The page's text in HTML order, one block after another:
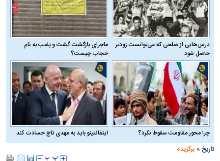
درس‌هایی از صلحی که می‌توانست زودتر
حاصل شود
ماجرای بازگشت گشت و پلمب به نام
حجاب چیست؟
چرا محور مقاومت سقوط نکرد؟
اینفانتینو باید به مهدی تاج حسادت کند
تاریخ »برگزیده